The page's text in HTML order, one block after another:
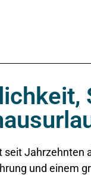
seit Jahrzehnten
und einem